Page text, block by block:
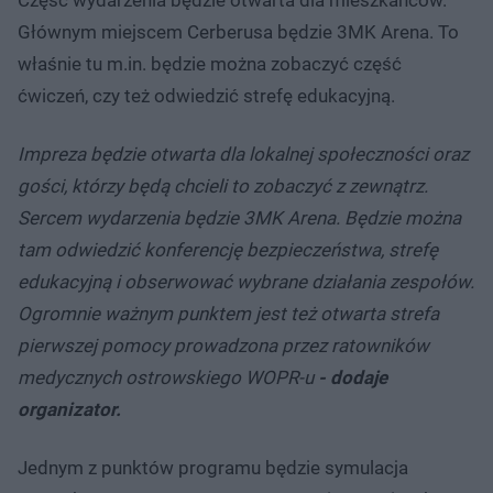
Głównym miejscem Cerberusa będzie 3MK Arena. To
właśnie tu m.in. będzie można zobaczyć część
ćwiczeń, czy też odwiedzić strefę edukacyjną.
Impreza będzie otwarta dla lokalnej społeczności oraz
gości, którzy będą chcieli to zobaczyć z zewnątrz.
Sercem wydarzenia będzie 3MK Arena. Będzie można
tam odwiedzić konferencję bezpieczeństwa, strefę
edukacyjną i obserwować wybrane działania zespołów.
Ogromnie ważnym punktem jest też otwarta strefa
pierwszej pomocy prowadzona przez ratowników
medycznych ostrowskiego WOPR-u - dodaje
organizator.
Jednym z punktów programu będzie symulacja